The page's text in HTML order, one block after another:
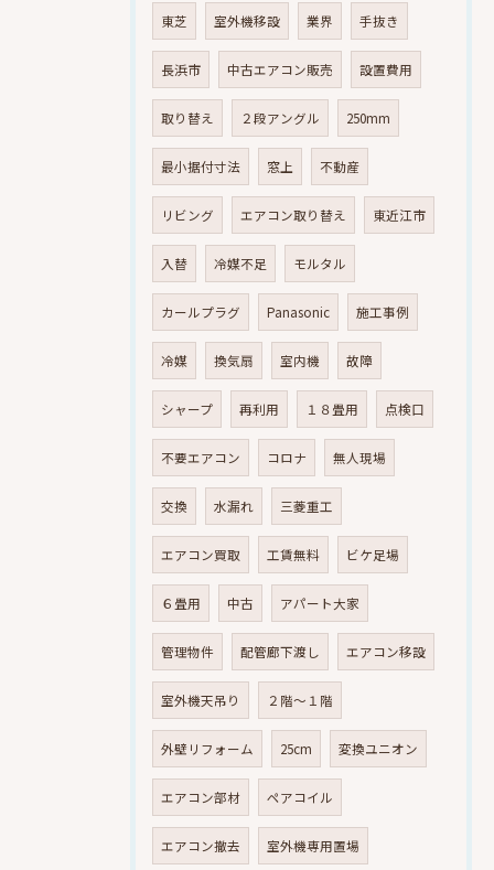
東芝 室外機移設 業界 手抜き
長浜市 中古エアコン販売 設置費用
取り替え ２段アングル 250mm
最小据付寸法 窓上 不動産
リビング エアコン取り替え 東近江市
入替 冷媒不足 モルタル
カールプラグ Panasonic 施工事例
冷媒 換気扇 室内機 故障
シャープ 再利用 １８畳用 点検口
不要エアコン コロナ 無人現場
交換 水漏れ 三菱重工
エアコン買取 工賃無料 ビケ足場
６畳用 中古 アパート大家
管理物件 配管廊下渡し エアコン移設
室外機天吊り ２階～１階
外壁リフォーム 25cm 変換ユニオン
エアコン部材 ペアコイル
エアコン撤去 室外機専用置場